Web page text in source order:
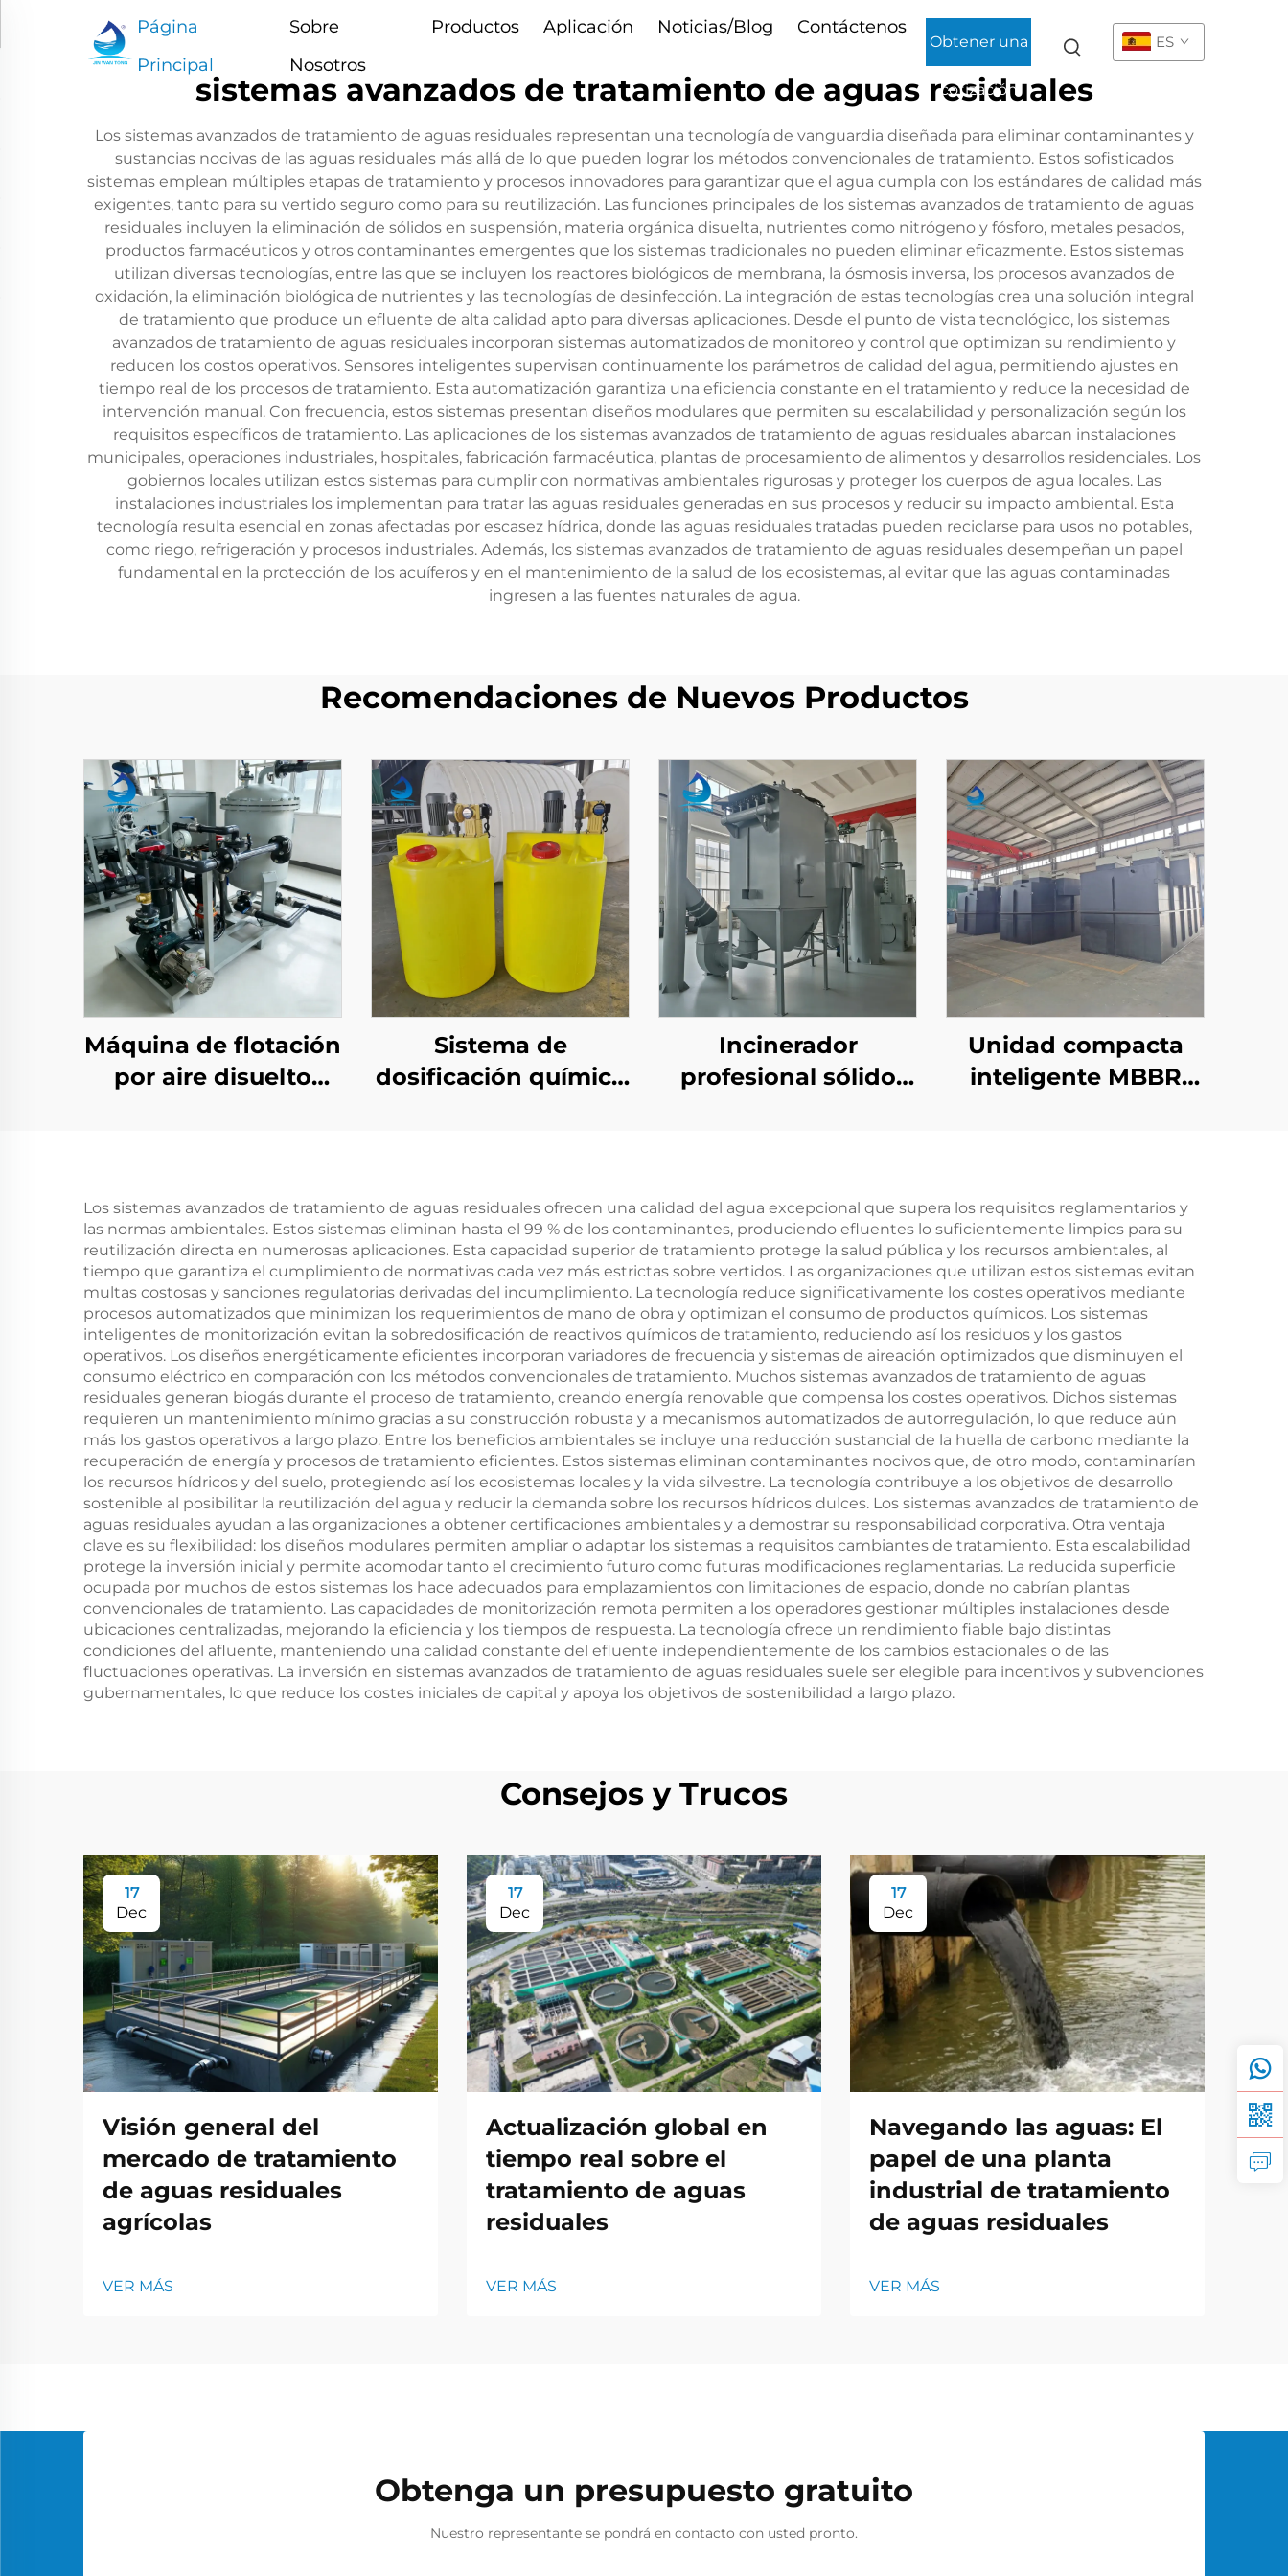
Página
Principal
Sobre
Nosotros
Productos Aplicación Noticias/Blog Contáctenos
Obtener una
cotización
ES
sistemas avanzados de tratamiento de aguas residuales
Los sistemas avanzados de tratamiento de aguas residuales representan una tecnología de vanguardia diseñada para eliminar contaminantes y
sustancias nocivas de las aguas residuales más allá de lo que pueden lograr los métodos convencionales de tratamiento. Estos sofisticados
sistemas emplean múltiples etapas de tratamiento y procesos innovadores para garantizar que el agua cumpla con los estándares de calidad más
exigentes, tanto para su vertido seguro como para su reutilización. Las funciones principales de los sistemas avanzados de tratamiento de aguas
residuales incluyen la eliminación de sólidos en suspensión, materia orgánica disuelta, nutrientes como nitrógeno y fósforo, metales pesados,
productos farmacéuticos y otros contaminantes emergentes que los sistemas tradicionales no pueden eliminar eficazmente. Estos sistemas
utilizan diversas tecnologías, entre las que se incluyen los reactores biológicos de membrana, la ósmosis inversa, los procesos avanzados de
oxidación, la eliminación biológica de nutrientes y las tecnologías de desinfección. La integración de estas tecnologías crea una solución integral
de tratamiento que produce un efluente de alta calidad apto para diversas aplicaciones. Desde el punto de vista tecnológico, los sistemas
avanzados de tratamiento de aguas residuales incorporan sistemas automatizados de monitoreo y control que optimizan su rendimiento y
reducen los costos operativos. Sensores inteligentes supervisan continuamente los parámetros de calidad del agua, permitiendo ajustes en
tiempo real de los procesos de tratamiento. Esta automatización garantiza una eficiencia constante en el tratamiento y reduce la necesidad de
intervención manual. Con frecuencia, estos sistemas presentan diseños modulares que permiten su escalabilidad y personalización según los
requisitos específicos de tratamiento. Las aplicaciones de los sistemas avanzados de tratamiento de aguas residuales abarcan instalaciones
municipales, operaciones industriales, hospitales, fabricación farmacéutica, plantas de procesamiento de alimentos y desarrollos residenciales. Los
gobiernos locales utilizan estos sistemas para cumplir con normativas ambientales rigurosas y proteger los cuerpos de agua locales. Las
instalaciones industriales los implementan para tratar las aguas residuales generadas en sus procesos y reducir su impacto ambiental. Esta
tecnología resulta esencial en zonas afectadas por escasez hídrica, donde las aguas residuales tratadas pueden reciclarse para usos no potables,
como riego, refrigeración y procesos industriales. Además, los sistemas avanzados de tratamiento de aguas residuales desempeñan un papel
fundamental en la protección de los acuíferos y en el mantenimiento de la salud de los ecosistemas, al evitar que las aguas contaminadas
ingresen a las fuentes naturales de agua.
Recomendaciones de Nuevos Productos
Máquina de flotación
por aire disuelto
tratamiento de
aguas residuales
Sistema de
dosificación química
dispositivos de
tratamiento de
aguas residuales
Incinerador
profesional sólido
hoteles
Unidad compacta
inteligente MBBR
sistema integrado de
tratamiento de
aguas negras
Los sistemas avanzados de tratamiento de aguas residuales ofrecen una calidad del agua excepcional que supera los requisitos reglamentarios y
las normas ambientales. Estos sistemas eliminan hasta el 99 % de los contaminantes, produciendo efluentes lo suficientemente limpios para su
reutilización directa en numerosas aplicaciones. Esta capacidad superior de tratamiento protege la salud pública y los recursos ambientales, al
tiempo que garantiza el cumplimiento de normativas cada vez más estrictas sobre vertidos. Las organizaciones que utilizan estos sistemas evitan
multas costosas y sanciones regulatorias derivadas del incumplimiento. La tecnología reduce significativamente los costes operativos mediante
procesos automatizados que minimizan los requerimientos de mano de obra y optimizan el consumo de productos químicos. Los sistemas
inteligentes de monitorización evitan la sobredosificación de reactivos químicos de tratamiento, reduciendo así los residuos y los gastos
operativos. Los diseños energéticamente eficientes incorporan variadores de frecuencia y sistemas de aireación optimizados que disminuyen el
consumo eléctrico en comparación con los métodos convencionales de tratamiento. Muchos sistemas avanzados de tratamiento de aguas
residuales generan biogás durante el proceso de tratamiento, creando energía renovable que compensa los costes operativos. Dichos sistemas
requieren un mantenimiento mínimo gracias a su construcción robusta y a mecanismos automatizados de autorregulación, lo que reduce aún
más los gastos operativos a largo plazo. Entre los beneficios ambientales se incluye una reducción sustancial de la huella de carbono mediante la
recuperación de energía y procesos de tratamiento eficientes. Estos sistemas eliminan contaminantes nocivos que, de otro modo, contaminarían
los recursos hídricos y del suelo, protegiendo así los ecosistemas locales y la vida silvestre. La tecnología contribuye a los objetivos de desarrollo
sostenible al posibilitar la reutilización del agua y reducir la demanda sobre los recursos hídricos dulces. Los sistemas avanzados de tratamiento de
aguas residuales ayudan a las organizaciones a obtener certificaciones ambientales y a demostrar su responsabilidad corporativa. Otra ventaja
clave es su flexibilidad: los diseños modulares permiten ampliar o adaptar los sistemas a requisitos cambiantes de tratamiento. Esta escalabilidad
protege la inversión inicial y permite acomodar tanto el crecimiento futuro como futuras modificaciones reglamentarias. La reducida superficie
ocupada por muchos de estos sistemas los hace adecuados para emplazamientos con limitaciones de espacio, donde no cabrían plantas
convencionales de tratamiento. Las capacidades de monitorización remota permiten a los operadores gestionar múltiples instalaciones desde
ubicaciones centralizadas, mejorando la eficiencia y los tiempos de respuesta. La tecnología ofrece un rendimiento fiable bajo distintas
condiciones del afluente, manteniendo una calidad constante del efluente independientemente de los cambios estacionales o de las
fluctuaciones operativas. La inversión en sistemas avanzados de tratamiento de aguas residuales suele ser elegible para incentivos y subvenciones
gubernamentales, lo que reduce los costes iniciales de capital y apoya los objetivos de sostenibilidad a largo plazo.
Consejos y Trucos
17
Dec
Visión general del
mercado de tratamiento
de aguas residuales
agrícolas
VER MÁS
17
Dec
Actualización global en
tiempo real sobre el
tratamiento de aguas
residuales
VER MÁS
17
Dec
Navegando las aguas: El
papel de una planta
industrial de tratamiento
de aguas residuales
VER MÁS
Obtenga un presupuesto gratuito
Nuestro representante se pondrá en contacto con usted pronto.